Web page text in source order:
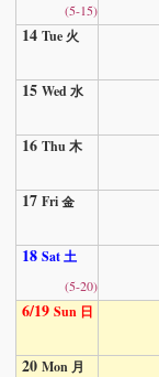
(5-15)
14 Tue 火
15 Wed 水
16 Thu 木
17 Fri 金
18 Sat 土
(5-20)
6/19 Sun 日
20 Mon 月